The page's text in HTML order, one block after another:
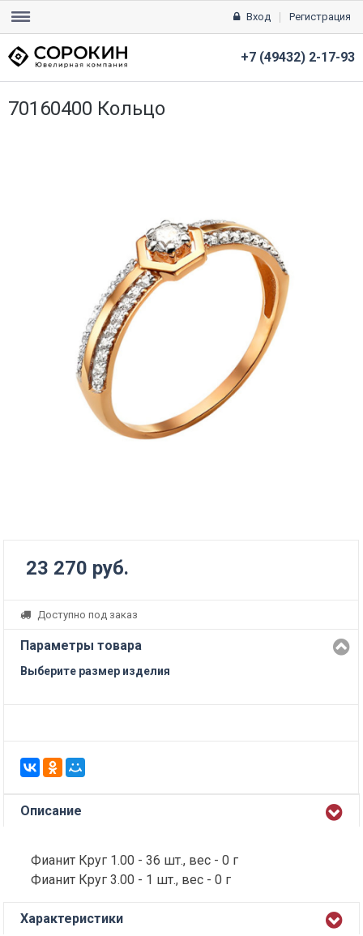
Вход Регистрация
+7 (49432) 2-17-93
70160400 Кольцо
23 270 руб.
Доступно под заказ
Параметры товара
Выберите размер изделия
Описание
Фианит Круг 1.00 - 36 шт., вес - 0 г
Фианит Круг 3.00 - 1 шт., вес - 0 г
Характеристики